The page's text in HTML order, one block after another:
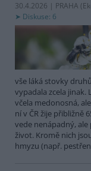
30.4.2026 | PRAHA (
Diskuse: 6
vše láká stovky
vypadala zcela jinak.
včela medonosná,
ní v ČR žije přibližně
vede nenápadný,
život. Kromě nich
hmyzu (např.